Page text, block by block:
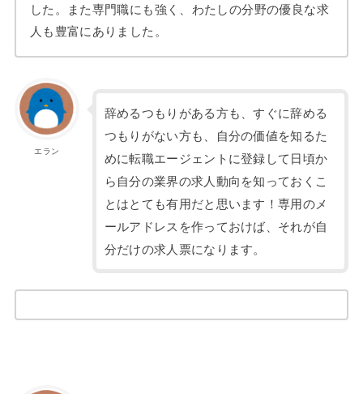
した。また専門職にも強く、わたしの分野の優良な求
人も豊富にありました。
エラン
辞めるつもりがある方も、すぐに辞める
つもりがない方も、自分の価値を知るた
めに転職エージェントに登録して日頃か
ら自分の業界の求人動向を知っておくこ
とはとても有用だと思います！専用のメ
ールアドレスを作っておけば、それが自
分だけの求人票になります。